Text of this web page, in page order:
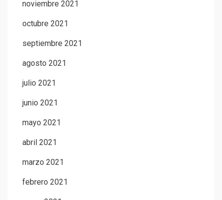
noviembre 2021
octubre 2021
septiembre 2021
agosto 2021
julio 2021
junio 2021
mayo 2021
abril 2021
marzo 2021
febrero 2021